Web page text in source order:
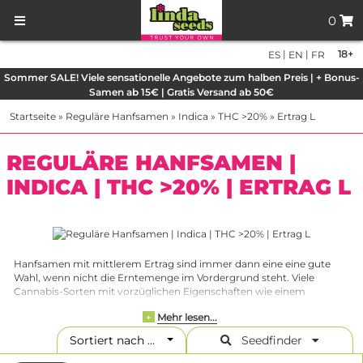
0
18+
ES | EN | FR
Sommer SALE! Viele sensationelle Angebote zum halben Preis | + Bonus-
Samen ab 15€ | Gratis Versand ab 50€
Startseite » Reguläre Hanfsamen » Indica » THC >20% » Ertrag L
REGULÄRE HANFSAMEN |
INDICA | THC >20% | ERTRAG L
Hanfsamen mit mittlerem Ertrag sind immer dann eine eine gute
Wahl, wenn nicht die Erntemenge im Vordergrund steht. Viele
Cannabis-Sorten mit vorzüglichen Eigenschaften wie einem
besonderen Geschmack bringen manchmal nicht übermäßig viel
Gewicht auf die Waage. Das ist allerdigns kein Grund zur Sorge.
Normalerweise bleibt auch bei diesen Marihuana-Sorten nach der
Ernte noch mehr als genug übrig, um eine lange Zeit mit dem
+ Mehr lesen...
Seedfinder
Sortiert nach ...